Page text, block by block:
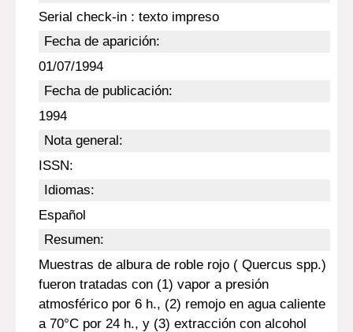
Serial check-in : texto impreso
Fecha de aparición:
01/07/1994
Fecha de publicación:
1994
Nota general:
ISSN:
Idiomas:
Español
Resumen:
Muestras de albura de roble rojo ( Quercus spp.)
fueron tratadas con (1) vapor a presión
atmosférico por 6 h., (2) remojo en agua caliente
a 70°C por 24 h., y (3) extracción con alcohol